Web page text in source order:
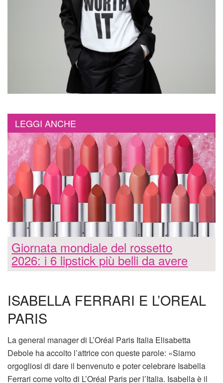
LEGGI ANCHE
Giornata mondiale del rossetto
2026: i 6 lipstick più belli da avere
ISABELLA FERRARI E L’OREAL
PARIS
La general manager di L’Oréal Paris Italia Elisabetta
Debole ha accolto l’attrice con queste parole: «Siamo
orgogliosi di dare il benvenuto e poter celebrare Isabella
Ferrari come volto di L’Oréal Paris per l’Italia. Isabella è il